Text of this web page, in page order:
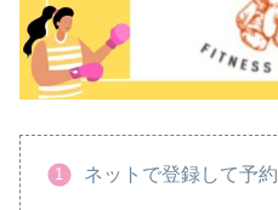
ネットで登録して予約